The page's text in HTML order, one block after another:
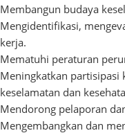
Membangun budaya
Mengidentifikasi,
kerja.
Mematuhi peraturan
Meningkatkan partisipasi
keselamatan dan
Mendorong pelaporan
Mengembangkan dan